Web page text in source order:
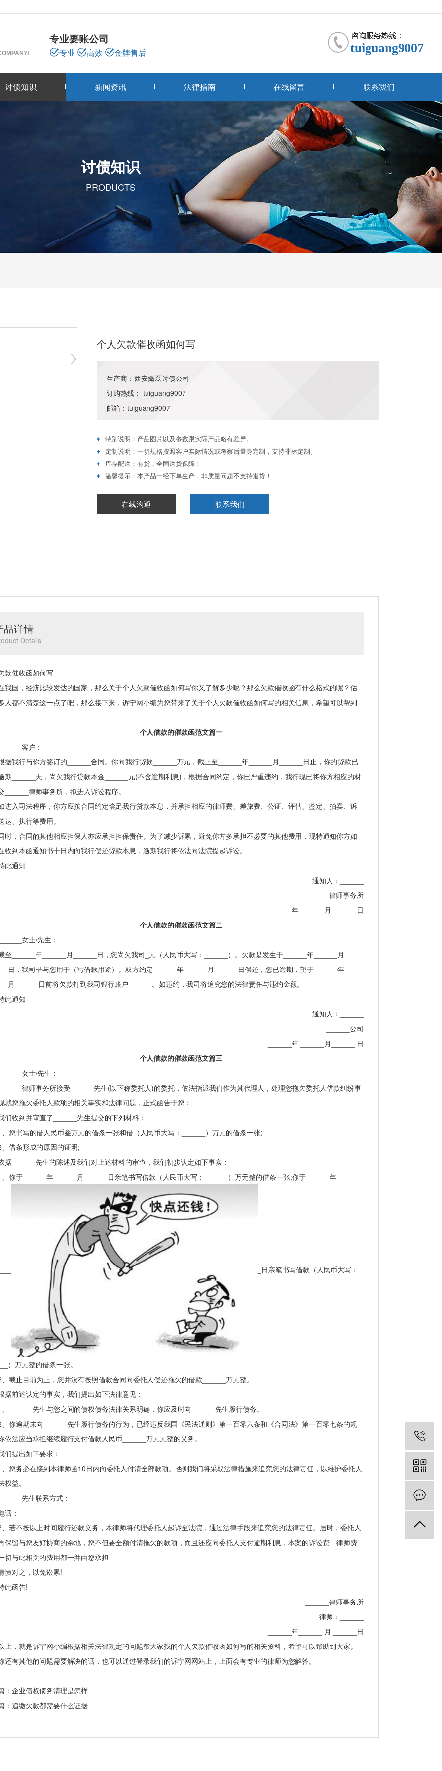
专业要账公司
专业 高效 金牌售后 tuiguang9007
讨债知识 新闻资讯 法律指南 在线留言 联系我们
讨债知识
PRODUCTS
个人欠款催收函如何写
生产商：西安鑫磊讨债公司
订购热线： tuiguang9007
邮箱：tuiguang9007
♦ 特别说明：产品图片以及参数跟实际产品略有差异。
♦
定制说明：一切规格按照客户实际情况或考察后量身定制，支持非标定制。
♦
库存配送：有货，全国送货保障！
♦ 温馨提示：本产品一经下单生产，非质量问题不支持退货！
在线沟通 联系我们
品详情
Details
款催收函如何写
国，经济比较发达的国家，那么关于个人欠款催收函如何写你又了解多少呢？那么欠款催收函有什么格式的呢？估
人都不清楚这一点了吧，那么接下来，诉宁网小编为您带来了关于个人欠款催收函如何写的相关信息，希望可以帮到
个人借款的催款函范文篇一
客户：
我行与你方签订的______合同。你向我行贷款______万元，截止至______年______月______日止，你的贷款已
期______天，尚欠我行贷款本金______元(不含逾期利息)，根据合同约定，你已严重违约，我行现已将你方相应的材
______律师事务所，拟进入诉讼程序。
入司法程序，你方应按合同约定偿足我行贷款本息，并承担相应的律师费、差旅费、公证、评估、鉴定、拍卖、诉
达、执行等费用。
，合同的其他相应担保人亦应承担担保责任。为了减少诉累，避免你方多承担不必要的其他费用，现特通知你方如
收到本函通知书十日内向我行偿还贷款本息，逾期我行将依法向法院提起诉讼。
通知
通知人：______
______律师事务所
______年 ______月______ 日
个人借款的催款函范文篇二
女士/先生：
______年______月______日，您尚欠我司_元（人民币大写：______）。欠款是发生于______年______月
日，我司借与您用于（写借款用途）。双方约定______年______月______日偿还，您已逾期，望于______年
月______日前将欠款打到我司银行账户______。如违约，我司将追究您的法律责任与违约金额。
通知
通知人：______
______公司
______年 ______月______ 日
个人借款的催款函范文篇三
女士/先生：
律师事务所接受______先生(以下称委托人)的委托，依法指派我们作为其代理人，处理您拖欠委托人借款纠纷事
就您拖欠委托人款项的相关事实和法律问题，正式函告于您：
收到并审查了______先生提交的下列材料：
书写的借人民币叁万元的借条一张和借（人民币大写：______）万元的借条一张;
条形成的原因的证明;
______先生的陈述及我们对上述材料的审查，我们初步认定如下事实：
于______年______月______日亲笔书写借款（人民币大写：______）万元整的借条一张;你于______年______
_日亲笔书写借款（人民币大写：
）万元整的借条一张。
止目前为止，您并没有按照借款合同向委托人偿还拖欠的借款______万元整。
前述认定的事实，我们提出如下法律意见：
先生与您之间的债权债务法律关系明确，你应及时向______先生履行债务。
逾期未向______先生履行债务的行为，已经违反我国《民法通则》第一百零六条和《合同法》第一百零七条的规
依法应当承担继续履行支付借款人民币______万元元整的义务。
提出如下要求：
务必在接到本律师函10日内向委托人付清全部款项。否则我们将采取法律措施来追究您的法律责任，以维护委托人
权益。
先生联系方式：______
：______
不按以上时间履行还款义务，本律师将代理委托人起诉至法院，通过法律手段来追究您的法律责任。届时，委托人
保留与您友好协商的余地，您不但要全额付清拖欠的款项，而且还应向委托人支付逾期利息，本案的诉讼费、律师费
切与此相关的费用都一并由您承担。
对之，以免讼累!
函告!
______律师事务所
律师：______
______年______ 月 ______日
，就是诉宁网小编根据相关法律规定的问题帮大家找的个人欠款催收函如何写的相关资料，希望可以帮助到大家。
还有其他的问题需要解决的话，也可以通过登录我们的诉宁网网站上，上面会有专业的律师为您解答。
：企业债权债务清理是怎样
：追缴欠款都需要什么证据